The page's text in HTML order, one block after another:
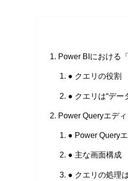
Power BIにおける
● クエリの役割
● クエリは“デー
Power Queryエデ
● Power Query
● 主な画面構成
● クエリの処理